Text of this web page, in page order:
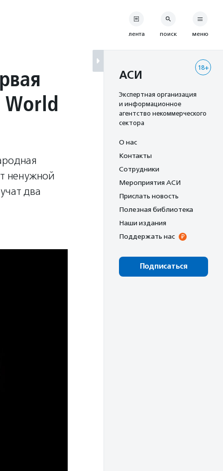
World
ненужной
два
лента поиск меню
18+
АСИ
Экспертная организация
и информационное
агентство некоммерческого
сектора
О нас
Контакты
Сотрудники
Мероприятия АСИ
Прислать новость
Полезная библиотека
Наши издания
Поддержать нас
Подписаться